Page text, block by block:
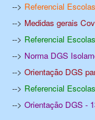
--> Referencial
--> Medidas gerais
--> Referencial
--> Norma DGS
--> Orientação DGS
--> Referencial Escolas
--> Orientação DGS -